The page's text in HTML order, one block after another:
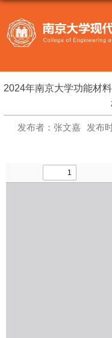
2024年南京大学功能材
发布者：张文嘉 发布